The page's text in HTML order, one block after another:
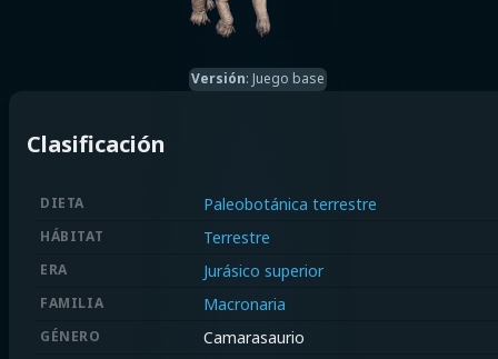
Versión: Juego base
Clasificación
DIETA Paleobotánica terrestre
HÁBITAT Terrestre
ERA Jurásico superior
FAMILIA Macronaria
GÉNERO Camarasaurio